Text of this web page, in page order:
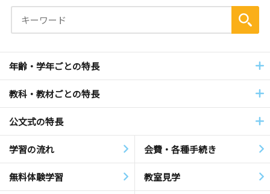
年齢・学年ごとの特長
教科・教材ごとの特長
公文式の特長
学習の流れ 会費・各種手続き
無料体験学習 教室見学